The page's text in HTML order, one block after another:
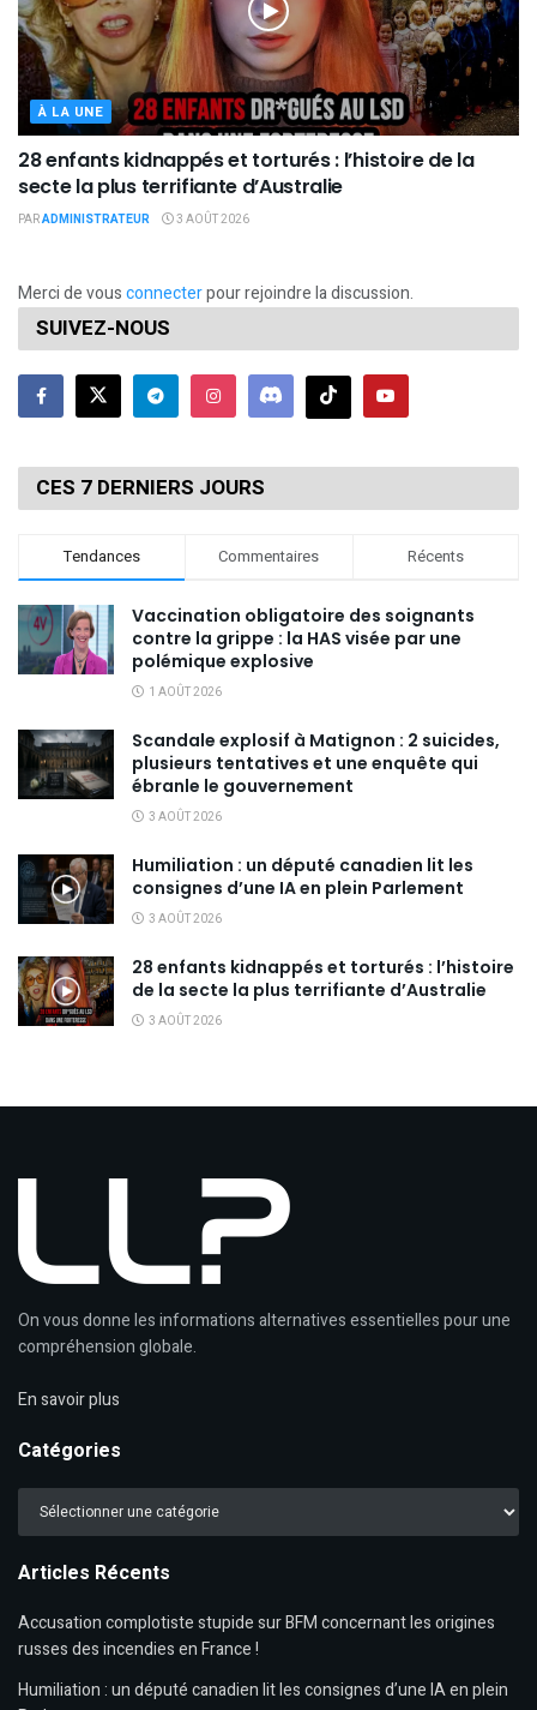
À LA UNE
28 enfants kidnappés et torturés : l’histoire de la
secte la plus terrifiante d’Australie
PARADMINISTRATEUR 3 AOÛT 2026
Merci de vousconnecterpour rejoindre la discussion.
SUIVEZ-NOUS
CES 7 DERNIERS JOURS
Tendances Commentaires Récents
Vaccination obligatoire des soignants
contre la grippe : la HAS visée par une
polémique explosive
1 AOÛT 2026
Scandale explosif à Matignon : 2 suicides,
plusieurs tentatives et une enquête qui
ébranle le gouvernement
3 AOÛT 2026
Humiliation : un député canadien lit les
consignes d’une IA en plein Parlement
3 AOÛT 2026
28 enfants kidnappés et torturés : l’histoire
de la secte la plus terrifiante d’Australie
3 AOÛT 2026
On vous donne les informations alternatives essentielles pour une
compréhension globale.
En savoir plus
Catégories
Catégories
Articles Récents
Accusation complotiste stupide sur BFM concernant les origines
russes des incendies en France !
Humiliation : un député canadien lit les consignes d’une IA en plein